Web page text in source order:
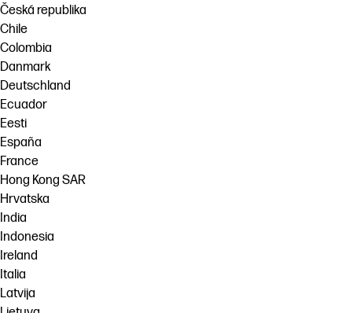
Česká republika
Chile
Colombia
Danmark
Deutschland
Ecuador
Eesti
España
France
Hong Kong SAR
Hrvatska
India
Indonesia
Ireland
Italia
Latvija